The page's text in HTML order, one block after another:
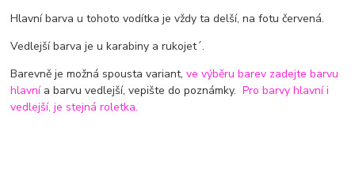
Hlavní barva u tohoto vodítka je vždy ta delší, na fotu červená.
Vedlejší barva je u karabiny a rukojet´.
Barevně je možná spousta variant,ve výběru barev zadejte barvu
hlavnía barvu vedlejší, vepište do poznámky.Pro barvy hlavní i
vedlejší, je stejná roletka.